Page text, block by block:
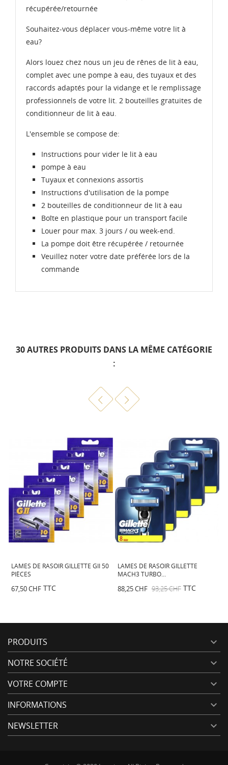
récupérée/retournée
Souhaitez-vous déplacer vous-même votre lit à
eau?
Alors louez chez nous un jeu de rênes de lit à eau,
complet avec une pompe à eau, des tuyaux et des
raccords adaptés pour la vidange et le remplissage
professionnels de votre lit. 2 bouteilles gratuites de
conditionneur de lit à eau.
L'ensemble se compose de:
Instructions pour vider le lit à eau
pompe à eau
Tuyaux et connexions assortis
Instructions d'utilisation de la pompe
2 bouteilles de conditionneur de lit à eau
Boîte en plastique pour un transport facile
Louer pour max. 3 jours / ou week-end.
La pompe doit être récupérée / retournée
Veuillez noter votre date préférée lors de la
commande
30 AUTRES PRODUITS DANS LA MÊME CATÉGORIE
:
LAMES DE RASOIR GILLETTE GII 50
PIÈCES
67,50 CHFTTC
LAMES DE RASOIR GILLETTE
MACH3 TURBO...
88,25 CHF 93,25 CHFTTC
PRODUITS 
NOTRE SOCIÉTÉ 
VOTRE COMPTE 
INFORMATIONS 
NEWSLETTER 